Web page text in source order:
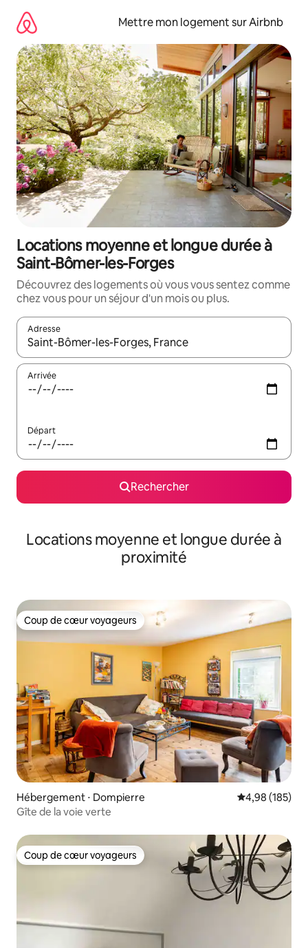
directement
contenu
Mettre mon logement sur Airbnb
Locations moyenne et longue durée à
Saint-Bômer-les-Forges
Découvrez des logements où vous vous sentez comme
chez vous pour un séjour d'un mois ou plus.
Adresse
Lorsque les résultats s'affichent, utilisez les flèches vers le
Arrivée
Départ
Rechercher
Locations moyenne et longue durée à
proximité
Coup de cœur voyageurs
Coup de cœur voyageurs
Hébergement ⋅ Dompierre Évaluation
4,98 (185)
Gîte de la voie verte
Coup de cœur voyageurs
Coup de cœur voyageurs